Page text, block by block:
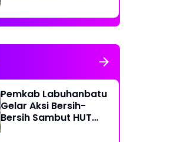
Lakukan Olah TKP
Pemkab Labuhanbatu
Gelar Aksi Bersih-
Bersih Sambut HUT